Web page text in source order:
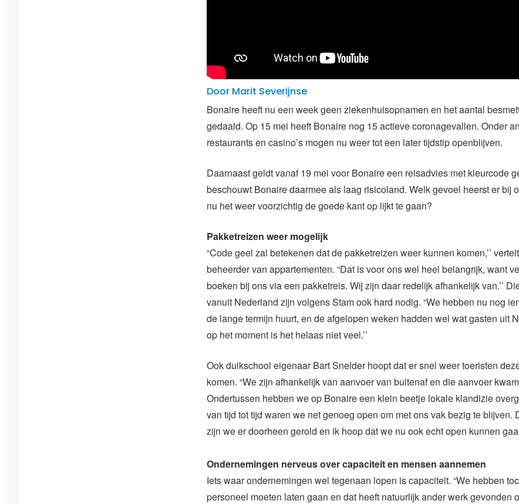
Door Marit Severijnse
Bonaire heeft nu een week geen ziekenhuisopnamen en het aantal
gedaald. Op 15 mei heeft Bonaire nog 15 actieve coronagevallen. Onder
restaurants en casino’s mogen nu weer tot een later tijdstip openblijven.
Daarnaast geldt vanaf 19 mei voor Bonaire een reisadvies met kleurcode
beschouwt Bonaire daarmee als laag risicoland. Welk gevoel heerst er bij
nu het weer voorzichtig de goede kant op lijkt te gaan?
Pakketreizen weer mogelijk
“Code geel zal betekenen dat de pakketreizen weer kunnen komen,’’
beheerder van appartementen. “Dat is voor ons wel heel belangrijk, want
boeken bij ons via een pakketreis. Wij zijn daar redelijk afhankelijk van.’’
vanuit Nederland zijn volgens Stam ook hard nodig. “We hebben nu nog
de lange termijn huurt, en de afgelopen weken hadden wel wat gasten uit
op het moment is het helaas niet veel.’’
Ook duikschool eigenaar Bart Snelder hoopt dat er snel weer toeristen
komen. “We zijn afhankelijk van aanvoer van buitenaf en die aanvoer
Ondertussen hebben we op Bonaire een klein beetje lokale klandizie
van tijd tot tijd waren we net genoeg open om met ons vak bezig te blijven.
zijn we er doorheen gerold en ik hoop dat we nu ook echt open kunnen
Ondernemingen nerveus over capaciteit en mensen aannemen
Iets waar ondernemingen wel tegenaan lopen is capaciteit. “We hebben
personeel moeten laten gaan en dat heeft natuurlijk ander werk gevonden